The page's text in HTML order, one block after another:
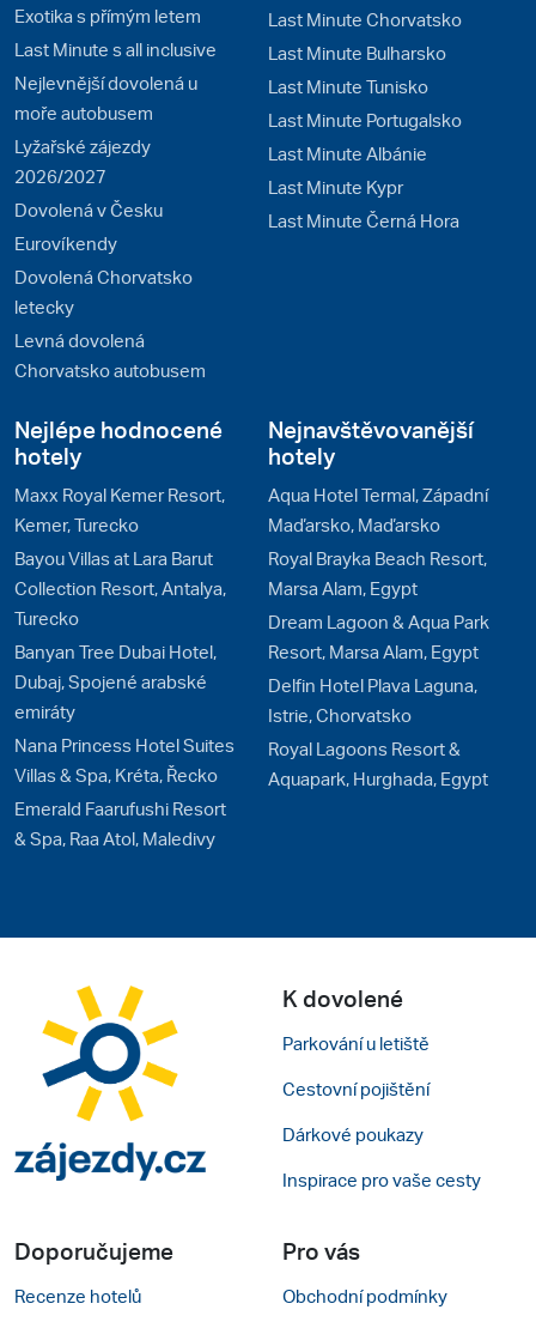
Exotika s přímým letem
Last Minute s all inclusive
Nejlevnější dovolená u
moře autobusem
Lyžařské zájezdy
2026/2027
Dovolená v Česku
Eurovíkendy
Dovolená Chorvatsko
letecky
Levná dovolená
Chorvatsko autobusem
Last Minute Chorvatsko
Last Minute Bulharsko
Last Minute Tunisko
Last Minute Portugalsko
Last Minute Albánie
Last Minute Kypr
Last Minute Černá Hora
Nejlépe hodnocené
hotely
Maxx Royal Kemer Resort,
Kemer, Turecko
Bayou Villas at Lara Barut
Collection Resort, Antalya,
Turecko
Banyan Tree Dubai Hotel,
Dubaj, Spojené arabské
emiráty
Nana Princess Hotel Suites
Villas & Spa, Kréta, Řecko
Emerald Faarufushi Resort
& Spa, Raa Atol, Maledivy
Nejnavštěvovanější
hotely
Aqua Hotel Termal, Západní
Maďarsko, Maďarsko
Royal Brayka Beach Resort,
Marsa Alam, Egypt
Dream Lagoon & Aqua Park
Resort, Marsa Alam, Egypt
Delfin Hotel Plava Laguna,
Istrie, Chorvatsko
Royal Lagoons Resort &
Aquapark, Hurghada, Egypt
K dovolené
Parkování u letiště
Cestovní pojištění
Dárkové poukazy
Inspirace pro vaše cesty
Doporučujeme
Recenze hotelů
Pro vás
Obchodní podmínky